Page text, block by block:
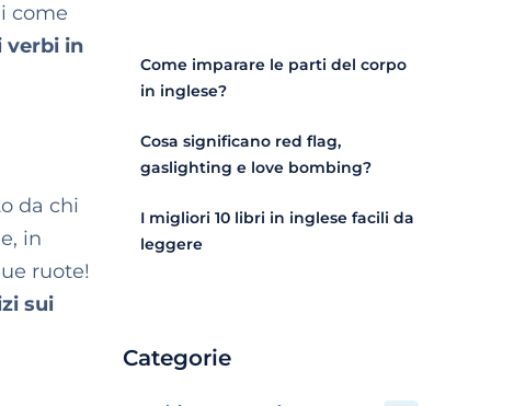
come
verbi in
da chi
in
ruote!
sui
Come imparare le parti del corpo
in inglese?
Cosa significano red flag,
gaslighting e love bombing?
I migliori 10 libri in inglese facili da
leggere
Categorie